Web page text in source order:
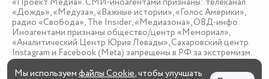
«Дождь», «Медуза», «Важные истории», «Голос Америки»,
радио «Свобода», The Insider, «Медиазона», ОВД-инфо.
Иноагентами признаны общество/центр «Мемориал»,
«Аналитический Центр Юрия Левады», Сахаровский центр.
Instagram и Facebook (Metа) запрещены в РФ за экстремизм.
Мы используемфайлы Cookie, чтобы улучшать